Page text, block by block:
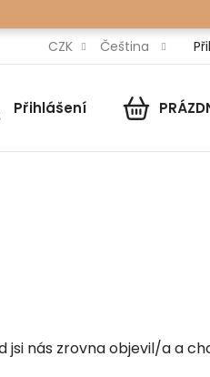
CZK Čeština
Přihlášení
NÁKUPNÍ
nás zrovna objevil/a a